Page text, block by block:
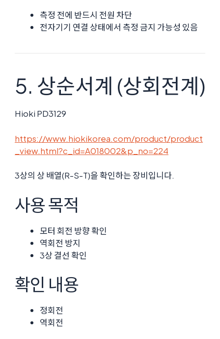
측정 전에 반드시 전원 차단
전자기기 연결 상태에서 측정 금지 가능성 있음
5. 상순서계 (상회전계)
Hioki PD3129
https://www.hiokikorea.com/product/product
_view.html?c_id=A018002&p_no=224
3상의 상 배열(R-S-T)을 확인하는 장비입니다.
사용 목적
모터 회전 방향 확인
역회전 방지
3상 결선 확인
확인 내용
정회전
역회전